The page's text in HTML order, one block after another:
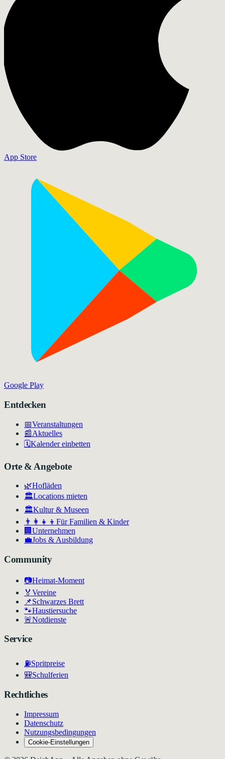
App Store
Google Play
Entdecken
📅Veranstaltungen
📰Aktuelles
🗓️Kalender einbetten
Orte & Angebote
🌿Hofläden
🏛️Locations mieten
🏛Kultur & Museen
👨‍👩‍👧‍👦 Für Familien & Kinder
🏢 Unternehmen
💼Jobs & Ausbildung
Community
📷Heimat-Moment
🏅 Vereine
📌Schwarzes Brett
🐾Haustiersuche
🚨Notdienste
Service
⛽Spritpreise
🎒Schulferien
Rechtliches
Impressum
Datenschutz
Nutzungsbedingungen
Cookie-Einstellungen